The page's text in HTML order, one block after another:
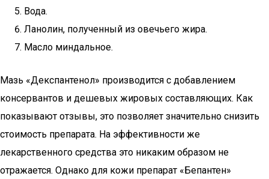
Вода.
Ланолин, полученный из овечьего жира.
Масло миндальное.
Мазь «Декспантенол» производится с добавлением
консервантов и дешевых жировых составляющих. Как
показывают отзывы, это позволяет значительно снизить
стоимость препарата. На эффективности же
лекарственного средства это никаким образом не
отражается. Однако для кожи препарат «Бепантен»